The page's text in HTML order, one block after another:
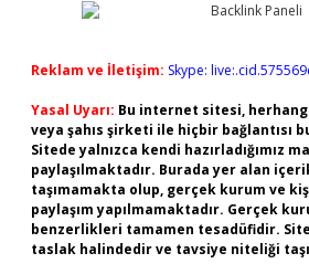
Reklam ve İletişim: Skype:
Yasal Uyarı: Bu internet sitesi,
veya şahıs şirketi ile hiçbir bağlantısı
Sitede yalnızca kendi hazırladığımız
paylaşılmaktadır. Burada yer alan
taşımamakta olup, gerçek kurum ve
paylaşım yapılmamaktadır. Gerçek
benzerlikleri tamamen tesadüfidir.
taslak halindedir ve tavsiye niteliği